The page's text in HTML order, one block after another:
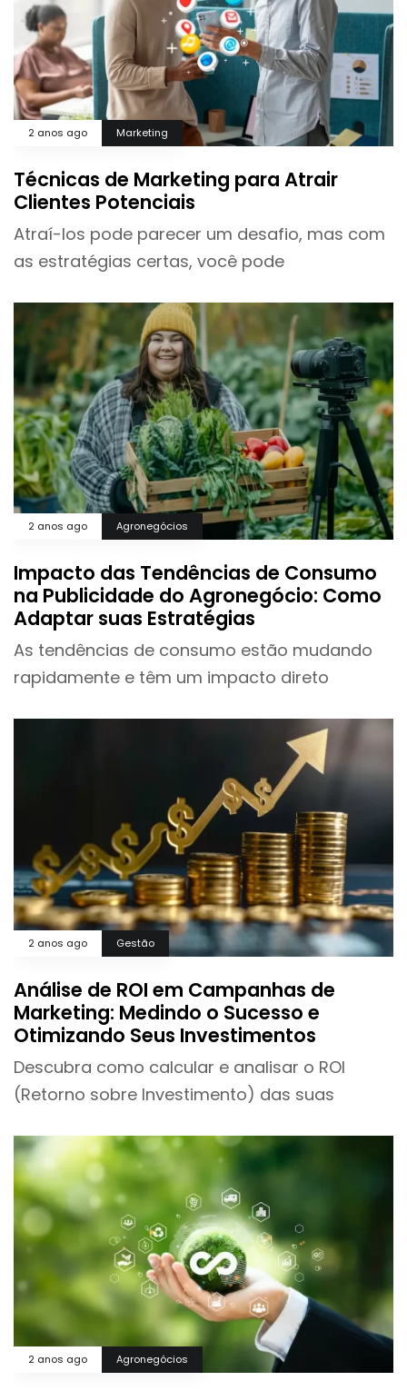
2 anos ago Marketing
Técnicas de Marketing para Atrair
Clientes Potenciais
Atraí-los pode parecer um desafio, mas com
as estratégias certas, você pode
2 anos ago Agronegócios
Impacto das Tendências de Consumo
na Publicidade do Agronegócio: Como
Adaptar suas Estratégias
As tendências de consumo estão mudando
rapidamente e têm um impacto direto
2 anos ago Gestão
Análise de ROI em Campanhas de
Marketing: Medindo o Sucesso e
Otimizando Seus Investimentos
Descubra como calcular e analisar o ROI
(Retorno sobre Investimento) das suas
2 anos ago Agronegócios